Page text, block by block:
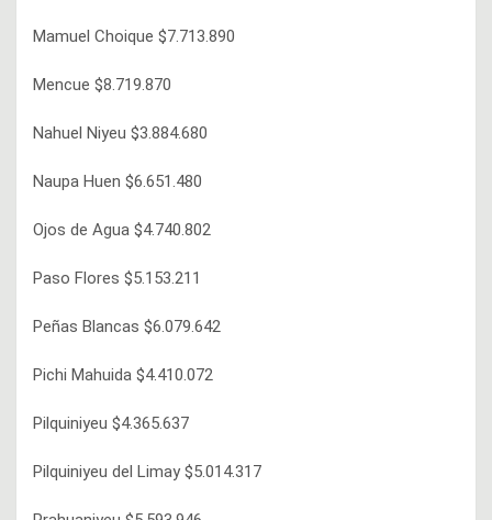
Mamuel Choique $7.713.890
Mencue $8.719.870
Nahuel Niyeu $3.884.680
Naupa Huen $6.651.480
Ojos de Agua $4.740.802
Paso Flores $5.153.211
Peñas Blancas $6.079.642
Pichi Mahuida $4.410.072
Pilquiniyeu $4.365.637
Pilquiniyeu del Limay $5.014.317